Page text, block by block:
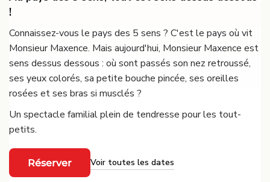
!
Connaissez-vous le pays des 5 sens ? C'est le pays où vit
Monsieur Maxence. Mais aujourd'hui, Monsieur Maxence est
sens dessus dessous : où sont passés son nez retroussé,
ses yeux colorés, sa petite bouche pincée, ses oreilles
rosées et ses bras si musclés ?
Un spectacle familial plein de tendresse pour les tout-
petits.
Réserver
·
Voir toutes les dates